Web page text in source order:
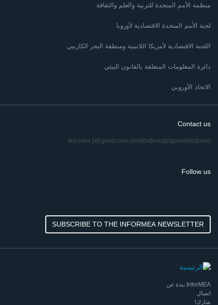
منظمة الأمم المتحدة للتربية والعلم والثقافة
لجنة الأمم المتحدة الاقتصادية لأوروبا
اللجنة الاقتصادية لأمريكا اللاتينية ومنطقة البحر الكاريبي
دائرة المعلومات المتعلقة بالقانون البيئي
الاتحاد الأوروبي
Contact us
ikm.mea [at] gmail.com (ikm[dot]mea[at]gmail[dot]com)
Follow us
SUBSCRIBE TO THE INFORMEA NEWSLETTER
InforMEA نبذة عن
اتصال
شارك!